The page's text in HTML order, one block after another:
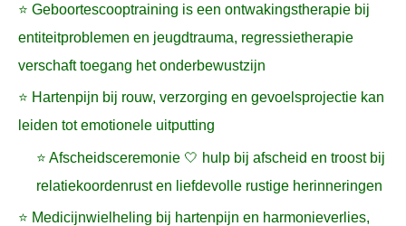
⭐ Geboortescooptraining is een ontwakingstherapie bij
entiteitproblemen en jeugdtrauma, regressietherapie
verschaft toegang het onderbewustzijn
⭐ Hartenpijn bij rouw, verzorging en gevoelsprojectie kan
leiden tot emotionele uitputting
⭐ Afscheidsceremonie 🤍 hulp bij afscheid en troost bij
relatiekoordenrust en liefdevolle rustige herinneringen
⭐ Medicijnwielheling bij hartenpijn en harmonieverlies,